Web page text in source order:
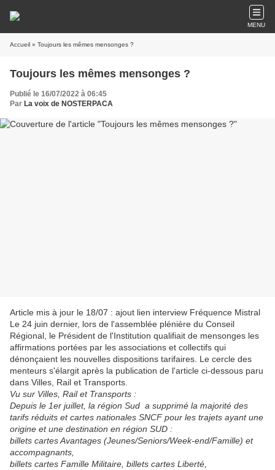
MENU
Accueil » Toujours les mêmes mensonges ?
Toujours les mêmes mensonges ?
Publié le 16/07/2022 à 06:45
Par La voix de NOSTERPACA
Article mis à jour le 18/07 : ajout lien interview Fréquence Mistral
Le 24 juin dernier, lors de l'assemblée plénière du Conseil
Régional, le Président de l'Institution qualifiait de mensonges les
affirmations portées par les associations et collectifs qui
dénonçaient les nouvelles dispositions tarifaires. Le cercle des
menteurs s'élargit après la publication de l'article ci-dessous paru
dans Villes, Rail et Transports.
Vu sur Villes, Rail et Transports :
Depuis le 1er juillet, la région Sud a supprimé la majorité des
tarifs réduits et cartes nationales SNCF pour les trajets ayant une
origine et une destination en région SUD :
billets cartes Avantages (Jeunes/Seniors/Week-end/Famille) et
accompagnants,
billets cartes Famille Militaire, billets cartes Liberté,